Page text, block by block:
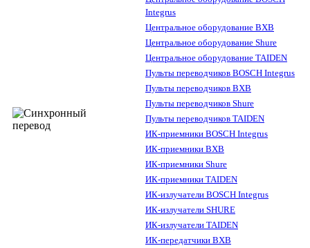
Integrus
Центральное оборудование BXB
Центральное оборудование Shure
Центральное оборудование TAIDEN
Пульты переводчиков BOSCH Integrus
Пульты переводчиков BXB
Пульты переводчиков Shure
Пульты переводчиков TAIDEN
ИК-приемники BOSCH Integrus
ИК-приемники BXB
ИК-приемники Shure
ИК-приемники TAIDEN
ИК-излучатели BOSCH Integrus
ИК-излучатели SHURE
ИК-излучатели TAIDEN
ИК-передатчики BXB